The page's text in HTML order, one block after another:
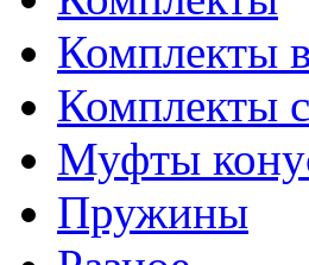
Комплекты
Комплекты
Муфты
Пружины